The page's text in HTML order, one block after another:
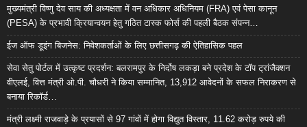
मुख्यमंत्री विष्णु देव साय की अध्यक्षता में वन अधिकार अधिनियम (FRA) एवं पेसा कानून
(PESA) के प्रभावी क्रियान्वयन हेतु गठित टास्क फोर्स की पहली बैठक संपन्न…
ईज ऑफ डूइंग बिजनेस: निवेशकर्ताओं के लिए छत्तीसगढ़ की ऐतिहासिक पहल
सेवा सेतु पोर्टल में उत्कृष्ट प्रदर्शन: बलरामपुर के निर्दोष लकड़ा बने प्रदेश के टॉप ट्रांजैक्शन
वीएलई, वित्त मंत्री ओ.पी. चौधरी ने किया सम्मानित, 13,912 आवेदनों के सफल निराकरण से
बनाया रिकॉर्ड…
मंत्री लक्ष्मी राजवाड़े के प्रयासों से 97 गांवों में होगा विद्युत विस्तार, 11.62 करोड़ रुपये की